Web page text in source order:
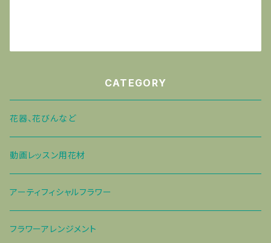
CATEGORY
花器、花びんなど
動画レッスン用花材
アーティフィシャルフラワー
フラワーアレンジメント